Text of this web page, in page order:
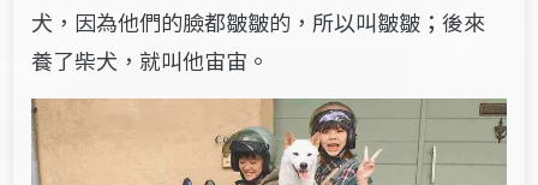
犬，因為他們的臉都皺皺的，所以叫皺皺；後來
養了柴犬，就叫他宙宙。